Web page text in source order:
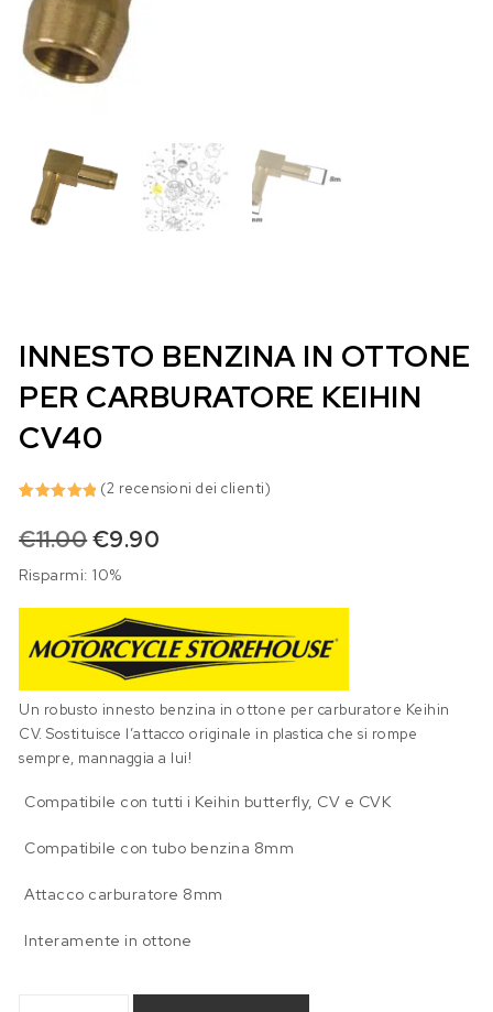
INNESTO BENZINA IN OTTONE
PER CARBURATORE KEIHIN
CV40
5 su
recensioni
(2 recensioni dei clienti)
€11.00Il prezzo originale era: €11.00.
€9.90
Risparmi: 10%
Un robusto innesto benzina in ottone per carburatore Keihin
CV. Sostituisce l’attacco originale in plastica che si rompe
sempre, mannaggia a lui!
Compatibile con tutti i Keihin butterfly, CV e CVK
Compatibile con tubo benzina 8mm
Attacco carburatore 8mm
Interamente in ottone